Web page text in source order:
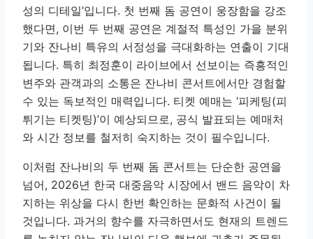
성의 디테일’입니다. 첫 번째 돔 공연이 웅장함을 강조
했다면, 이번 두 번째 공연은 계절적 특성인 가을 분위
기와 잔나비 특유의 서정성을 극대화하는 연출이 기대
됩니다. 특히 최정훈이 라이브에서 선보이는 즉흥적인
변주와 관객과의 소통은 잔나비 콘서트에서만 경험할
수 있는 독보적인 매력입니다. 티켓 예매는 ‘피케팅(피
튀기는 티켓팅)’이 예상되므로, 공식 발표되는 예매처
와 시간 정보를 철저히 숙지하는 것이 필수입니다.
이처럼 잔나비의 두 번째 돔 콘서트는 단순한 공연을
넘어, 2026년 한국 대중음악 시장에서 밴드 음악이 차
지하는 위상을 다시 한번 확인하는 문화적 사건이 될
것입니다. 과거의 향수를 자극하면서도 현재의 트렌드